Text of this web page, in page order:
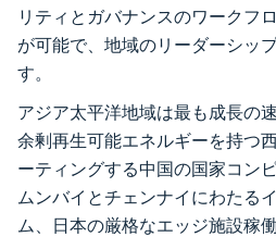
リティとガバナンスのワークフ
が可能で、地域のリーダーシッ
す。
アジア太平洋地域は最も成長の
余剰再生可能エネルギーを持つ
ーティングする中国の国家コン
ムンバイとチェンナイにわたる
ム、日本の厳格なエッジ施設稼